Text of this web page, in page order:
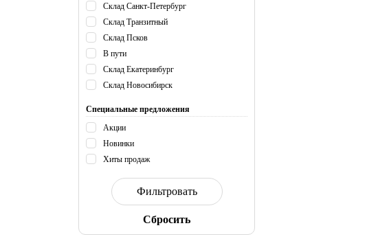
Склад Санкт-Петербург
Склад Транзитный
Склад Псков
В пути
Склад Екатеринбург
Склад Новосибирск
Специальные предложения
Акции
Новинки
Хиты продаж
Cбросить